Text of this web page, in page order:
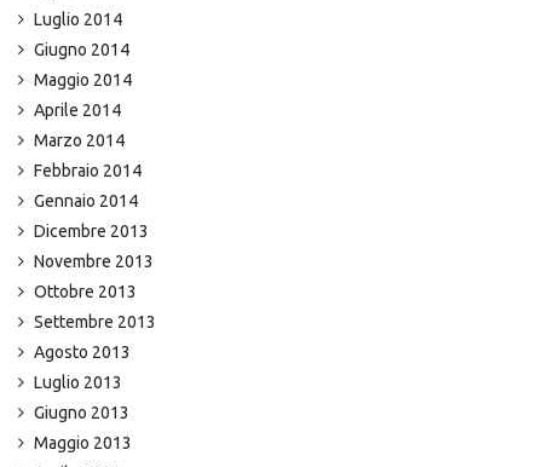
Luglio 2014
Giugno 2014
Maggio 2014
Aprile 2014
Marzo 2014
Febbraio 2014
Gennaio 2014
Dicembre 2013
Novembre 2013
Ottobre 2013
Settembre 2013
Agosto 2013
Luglio 2013
Giugno 2013
Maggio 2013